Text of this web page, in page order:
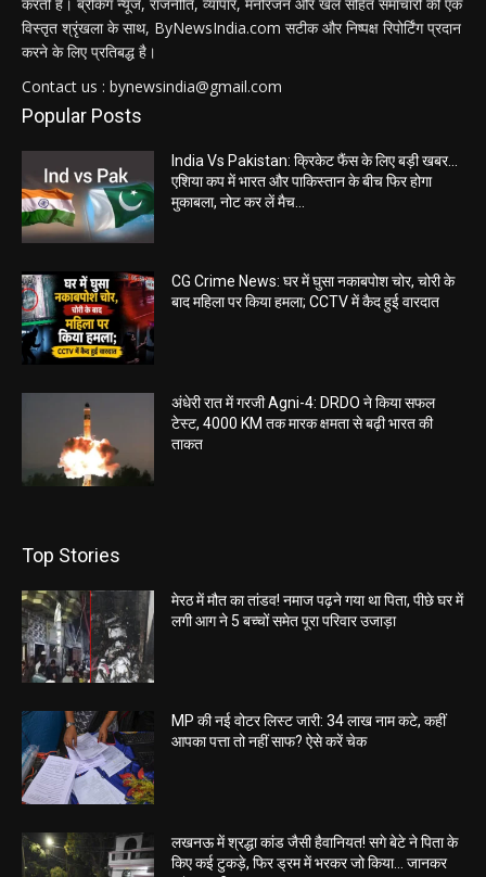
विस्तृत श्रृंखला के साथ, ByNewsIndia.com सटीक और निष्पक्ष रिपोर्टिंग प्रदान
करने के लिए प्रतिबद्ध है।
Contact us : bynewsindia@gmail.com
Popular Posts
India Vs Pakistan: क्रिकेट फैंस के लिए बड़ी खबर…
एशिया कप में भारत और पाकिस्तान के बीच फिर होगा
मुकाबला, नोट कर लें मैच...
CG Crime News: घर में घुसा नकाबपोश चोर, चोरी के
बाद महिला पर किया हमला; CCTV में कैद हुई वारदात
अंधेरी रात में गरजी Agni-4: DRDO ने किया सफल
टेस्ट, 4000 KM तक मारक क्षमता से बढ़ी भारत की
ताकत
Top Stories
मेरठ में मौत का तांडव! नमाज पढ़ने गया था पिता, पीछे घर में
लगी आग ने 5 बच्चों समेत पूरा परिवार उजाड़ा
MP की नई वोटर लिस्ट जारी: 34 लाख नाम कटे, कहीं
आपका पत्ता तो नहीं साफ? ऐसे करें चेक
लखनऊ में श्रद्धा कांड जैसी हैवानियत! सगे बेटे ने पिता के
किए कई टुकड़े, फिर ड्रम में भरकर जो किया… जानकर